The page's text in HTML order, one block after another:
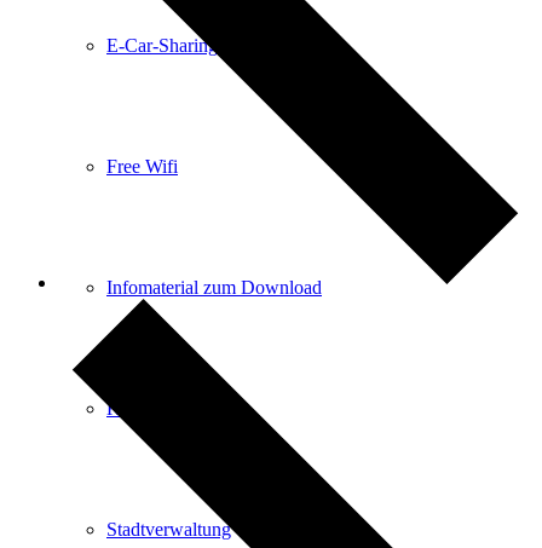
E-Car-Sharing
Free Wifi
Infomaterial zum Download
Kartenvorverkauf
Stadtverwaltung